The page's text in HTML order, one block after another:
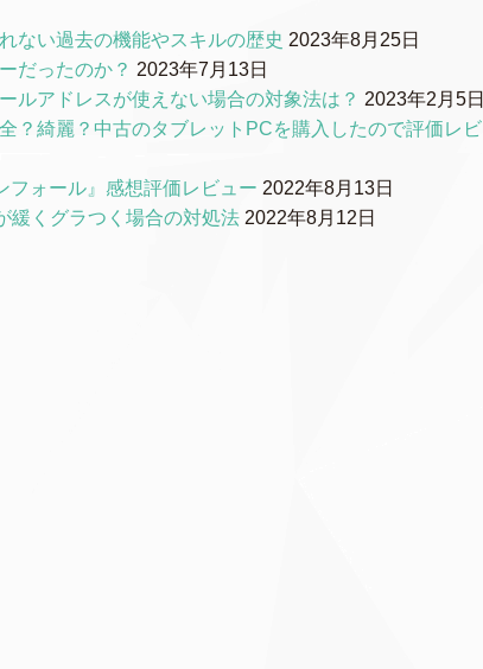
ない過去の機能やスキルの歴史 2023年8月25日
だったのか？ 2023年7月13日
ルアドレスが使えない場合の対象法は？ 2023年2月5日
？綺麗？中古のタブレットPCを購入したので評価レビ
フォール』感想評価レビュー 2022年8月13日
緩くグラつく場合の対処法 2022年8月12日